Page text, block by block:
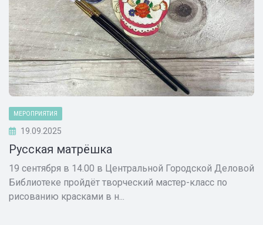
МЕРОПРИЯТИЯ
19.09.2025
Русская матрёшка
19 сентября в 14.00 в Центральной Городской Деловой
Библиотеке пройдёт творческий мастер-класс по
рисованию красками в н...